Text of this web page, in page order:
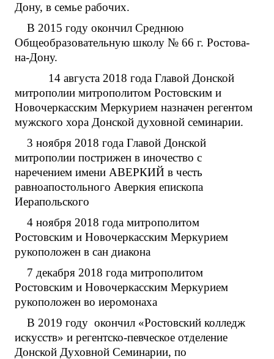
Дону, в семье рабочих.
В 2015 году окончил Среднюю
Общеобразовательную школу № 66 г. Ростова-
на-Дону.
14 августа 2018 года Главой Донской
митрополии митрополитом Ростовским и
Новочеркасским Меркурием назначен регентом
мужского хора Донской духовной семинарии.
3 ноября 2018 года Главой Донской
митрополии пострижен в иночество с
наречением имени АВЕРКИЙ в честь
равноапостольного Аверкия епископа
Иерапольского
4 ноября 2018 года митрополитом
Ростовским и Новочеркасским Меркурием
рукоположен в сан диакона
7 декабря 2018 года митрополитом
Ростовским и Новочеркасским Меркурием
рукоположен во иеромонаха
В 2019 году окончил «Ростовский колледж
искусств» и регентско-певческое отделение
Донской Духовной Семинарии, по